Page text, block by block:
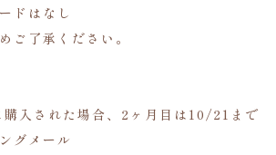
ドはなし
ご了承ください。
入された場合、2ヶ月目は10/21まで
グメール